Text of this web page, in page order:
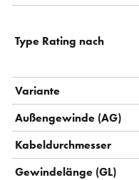
Type Rating nach
Variante
Außengewinde (AG)
Kabeldurchmesser
Gewindelänge (GL)